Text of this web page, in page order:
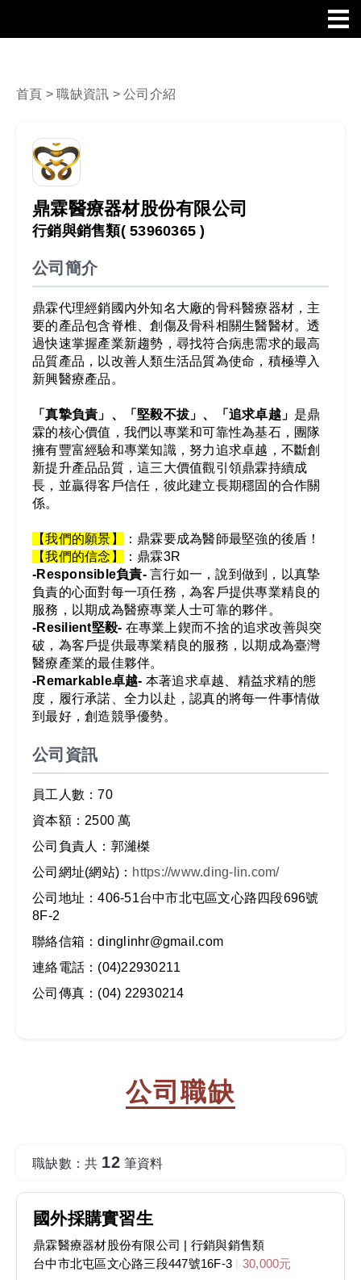
首頁 >職缺資訊 > 公司介紹
鼎霖醫療器材股份有限公司
行銷與銷售類( 53960365 )
公司簡介
鼎霖代理經銷國內外知名大廠的骨科醫療器材，主
要的產品包含脊椎、創傷及骨科相關生醫醫材。透
過快速掌握產業新趨勢，尋找符合病患需求的最高
品質產品，以改善人類生活品質為使命，積極導入
新興醫療產品。
「真摯負責」、「堅毅不拔」、「追求卓越」 是鼎
霖的核心價值，我們以專業和可靠性為基石，團隊
擁有豐富經驗和專業知識，努力追求卓越，不斷創
新提升產品品質，這三大價值觀引領鼎霖持續成
長，並贏得客戶信任，彼此建立長期穩固的合作關
係。
【我們的願景】
：鼎霖要成為醫師最堅強的後盾！
【我們的信念】
：鼎霖3R
-Responsible負責- 言行如一，說到做到，以真摯
負責的心面對每一項任務，為客戶提供專業精良的
服務，以期成為醫療專業人士可靠的夥伴。
-Resilient堅毅- 在專業上鍥而不捨的追求改善與突
破，為客戶提供最專業精良的服務，以期成為臺灣
醫療產業的最佳夥伴。
-Remarkable卓越- 本著追求卓越、精益求精的態
度，履行承諾、全力以赴，認真的將每一件事情做
到最好，創造競爭優勢。
公司資訊
員工人數：70
資本額：2500 萬
公司負責人：郭濰榤
公司網址(網站)： https://www.ding-lin.com/
公司地址：406-51台中市北屯區文心路四段696號
8F-2
聯絡信箱：dinglinhr@gmail.com
連絡電話：(04)22930211
公司傳真：(04) 22930214
公司職缺
職缺數：共 12 筆資料
國外採購實習生
鼎霖醫療器材股份有限公司 | 行銷與銷售類
台中市北屯區文心路三段447號16F-3
30,000元